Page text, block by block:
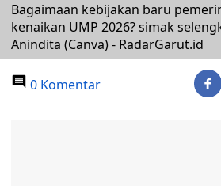
Bagaimaan kebijakan baru
kenaikan UMP 2026? simak
Anindita (Canva) - RadarGarut.id
0 Komentar